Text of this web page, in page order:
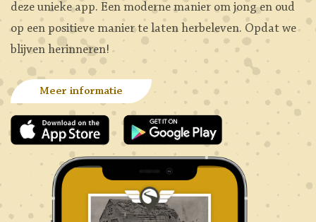
deze unieke app. Een moderne manier om jong en oud
op een positieve manier te laten herbeleven. Opdat we
blijven herinneren!
Meer informatie